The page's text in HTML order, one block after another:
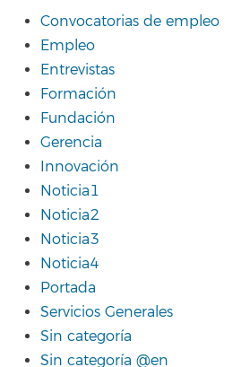
Convocatorias de empleo
Empleo
Entrevistas
Formación
Fundación
Gerencia
Innovación
Noticia1
Noticia2
Noticia3
Noticia4
Portada
Servicios Generales
Sin categoría
Sin categoría @en